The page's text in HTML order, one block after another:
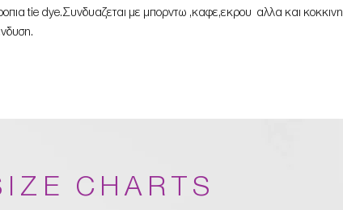
tie dye.Συνδυαζεται με μπορντω ,καφε,εκρου αλλα και κοκκινη
CHARTS